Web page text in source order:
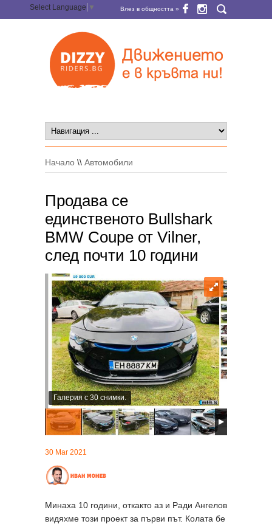
Select Language ▼ Влез в общността »
Начало \\ Автомобили
Продава се
единственото Bullshark
BMW Coupe от Vilner,
след почти 10 години
Галерия с 30 снимки.
30 Mar 2021
Минаха 10 години, откакто аз и Ради Ангелов
видяхме този проект за първи път. Колата бе